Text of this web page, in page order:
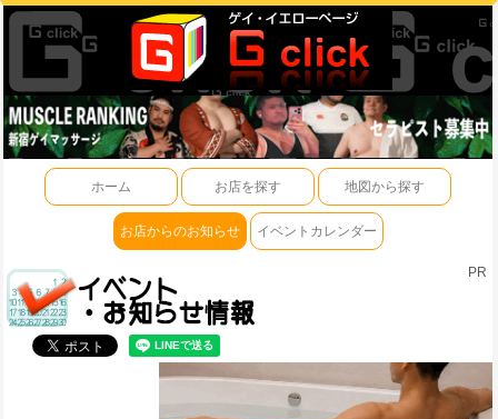
ホーム お店を探す 地図から探す
お店からのお知らせ イベントカレンダー
PR